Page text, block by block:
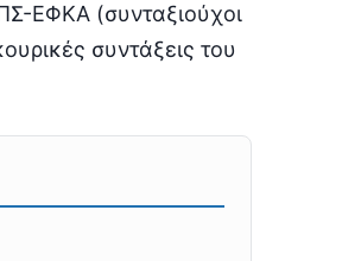
ΕΦΚΑ (συνταξιούχοι
συντάξεις του